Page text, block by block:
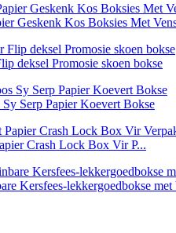
Geskenk Kos Boksies Met
deksel Promosie skoen bokse
Serp Papier Koevert Bokse
Crash Lock Box Vir P...
Kersfees-lekkergoedbokse met